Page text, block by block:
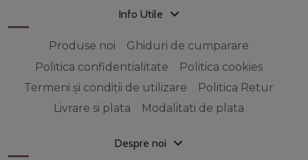
Info Utile
Produse noi
Ghiduri de cumparare
Politica confidentialitate
Politica cookies
Termeni și condiții de utilizare
Politica Retur
Livrare si plata
Modalitati de plata
Despre noi